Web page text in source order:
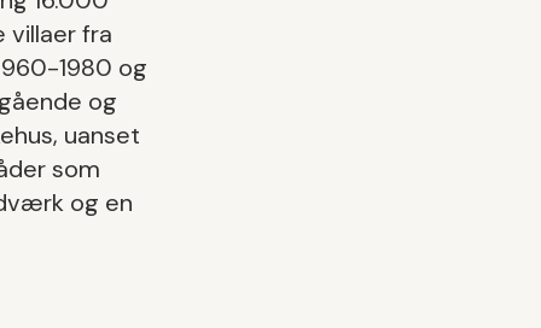
villaer fra
1980 og
og
, uanset
som
og en